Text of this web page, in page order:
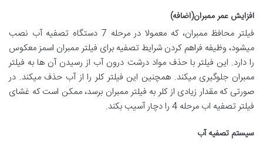
افزایش عمر ممبران(اضافه)
فیلتر محافظ ممبران، که معمولا در مرحله 7 دستگاه تصفیه آب نصب
میشود، وظیفه فراهم کردن شرایط تصفیه برای فیلتر ممبران اسمز معکوس
را دارد. این فیلتر با حذف مواد درشت درون آب از رسیدن آن ها به فیلتر
ممبران جلوگیری میکند. همچنین این فیلتر کلر را از آب حذف میکند. در
صورتی که مقدار زیادی از کلر به فیلتر ممبران برسد، ممکن است که غشای
فیلتر تصفیه اب مرحله 4 را دچار آسیب بکند.
سیستم تصفیه آب